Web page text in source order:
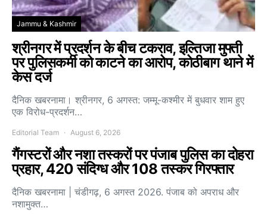
Jammu & Kashmir
श्रीनगर में प्रदर्शन के बीच टकराव, इल्तिजा मुफ्ती
पर पुलिसकर्मी को काटने का आरोप, कोठीबाग थाने में
केस दर्ज
दैनिक खबरनामा। श्रीनगर, 6 अगस्त: जम्मू-कश्मीर में बुधवार शाम हुए
एक विरोध-प्रदर्शन…
Editorial Team August 6, 2026
गैंगस्टरों और नशा तस्करों पर पंजाब पुलिस का दोहरा
प्रहार, 420 संदिग्ध और 108 तस्कर गिरफ्तार
दैनिक खबरनामा | चंडीगढ़, 6 अगस्त 2026. पंजाब को अपराध और
नशामुक्त…